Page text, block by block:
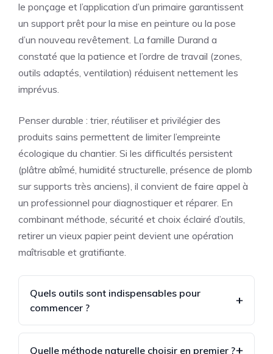
le ponçage et l’application d’un primaire garantissent
un support prêt pour la mise en peinture ou la pose
d’un nouveau revêtement. La famille Durand a
constaté que la patience et l’ordre de travail (zones,
outils adaptés, ventilation) réduisent nettement les
imprévus.
Penser durable : trier, réutiliser et privilégier des
produits sains permettent de limiter l’empreinte
écologique du chantier. Si les difficultés persistent
(plâtre abîmé, humidité structurelle, présence de plomb
sur supports très anciens), il convient de faire appel à
un professionnel pour diagnostiquer et réparer. En
combinant méthode, sécurité et choix éclairé d’outils,
retirer un vieux papier peint devient une opération
maîtrisable et gratifiante.
Quels outils sont indispensables pour
commencer ?
Quelle méthode naturelle choisir en premier ?